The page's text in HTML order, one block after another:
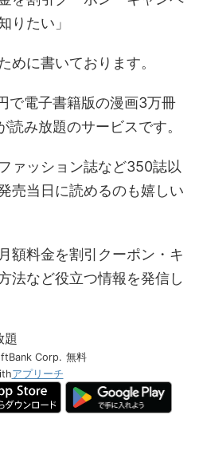
りたい」
めに書いております。
で電子書籍版の漫画3万冊
読み放題のサービスです。
ァッション誌など350誌以
売当日に読めるのも嬉しい
額料金を割引クーポン・キ
法など役立つ情報を発信し
題
Corp. 無料
アプリーチ